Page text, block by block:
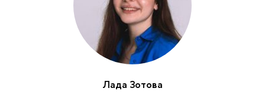
Лада Зотова